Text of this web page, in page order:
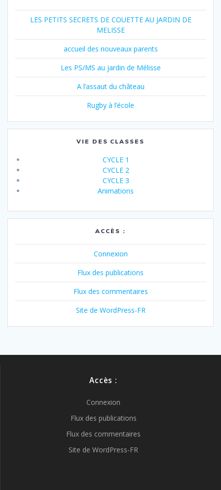
LES PETITS SECRETS DE COUETTE AU JARDIN DE
MELISSE
accueil des nouveaux parents
Les PS/MS au jardin de Mélisse
A l’assaut du château
Rugby à l’école
VIE DES CLASSES
CYCLE 1
CYCLE 2
CYCLE 3
Animations
ACCÈS :
Connexion
Flux des publications
Flux des commentaires
Site de WordPress-FR
Accès :
Connexion
Flux des publications
Flux des commentaires
Site de WordPress-FR